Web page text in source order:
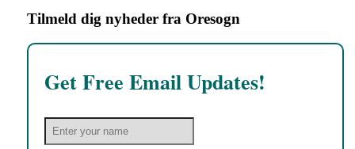
Tilmeld dig nyheder fra Oresogn
Get Free Email Updates!